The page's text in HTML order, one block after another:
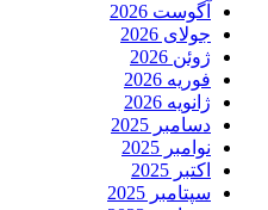
آگوست 2026
جولای 2026
ژوئن 2026
فوریه 2026
ژانویه 2026
دسامبر 2025
نوامبر 2025
اکتبر 2025
سپتامبر 2025